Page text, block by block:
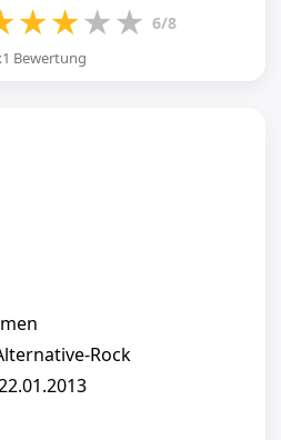
★★★★ 6/8
Bewertung
Rock